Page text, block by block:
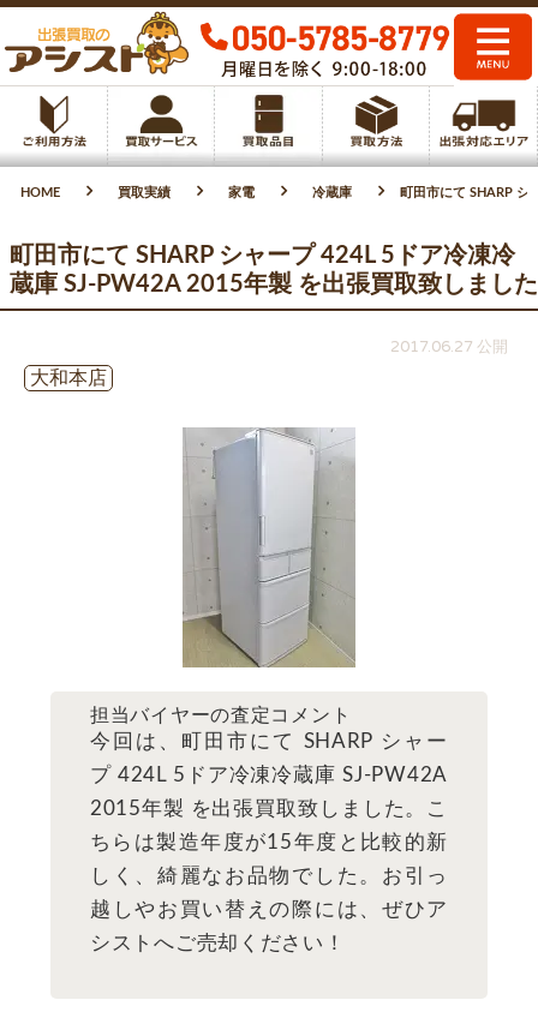
HOME 買取実績 家電 冷蔵庫 町田市にて SHARP シ
町田市にて SHARP シャープ 424L 5ドア冷凍冷
蔵庫 SJ-PW42A 2015年製 を出張買取致しました
2017.06.27 公開
大和本店
担当バイヤーの査定コメント
今回は、町田市にて SHARP シャー
プ 424L 5ドア冷凍冷蔵庫 SJ-PW42A
2015年製 を出張買取致しました。こ
ちらは製造年度が15年度と比較的新
しく、綺麗なお品物でした。お引っ
越しやお買い替えの際には、ぜひア
シストへご売却ください！